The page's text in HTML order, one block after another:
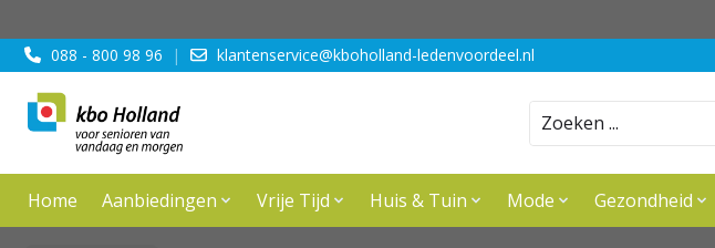
088 - 800 98 96 | klantenservice@kboholland-ledenvoordeel.nl
Zoeken
Home Aanbiedingen Vrije Tijd Huis & Tuin Mode Gezondheid